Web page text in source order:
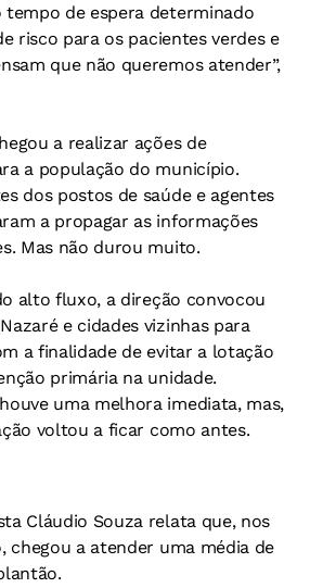
tempo de espera determinado
risco para os pacientes verdes e
que não queremos atender”,
a realizar ações de
a população do município.
dos postos de saúde e agentes
a propagar as informações
Mas não durou muito.
alto fluxo, a direção convocou
e cidades vizinhas para
a finalidade de evitar a lotação
primária na unidade.
uma melhora imediata, mas,
voltou a ficar como antes.
Cláudio Souza relata que, nos
chegou a atender uma média de